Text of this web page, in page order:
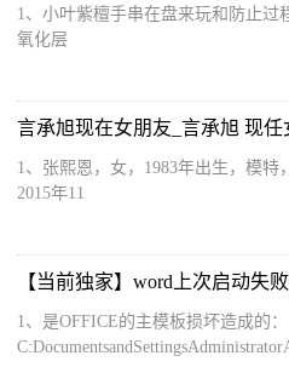
1、小叶紫檀手串在盘来玩和防止过
氧化层
言承旭现在女朋友_言承旭 现任
1、张熙恩，女，1983年出生，模特
2015年11
1、是OFFICE的主模板损坏造成的：